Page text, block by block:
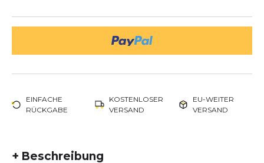
EINFACHE
RÜCKGABE
KOSTENLOSER
VERSAND
EU-WEITER
VERSAND
+ Beschreibung